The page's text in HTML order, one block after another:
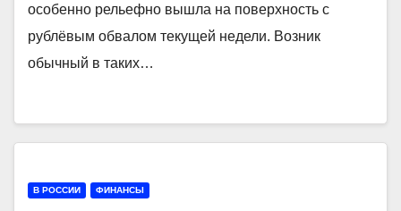
особенно рельефно вышла на поверхность с
рублёвым обвалом текущей недели. Возник
обычный в таких…
В РОССИИ ФИНАНСЫ